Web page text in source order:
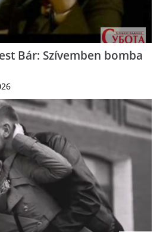
Bár: Szívemben bomba